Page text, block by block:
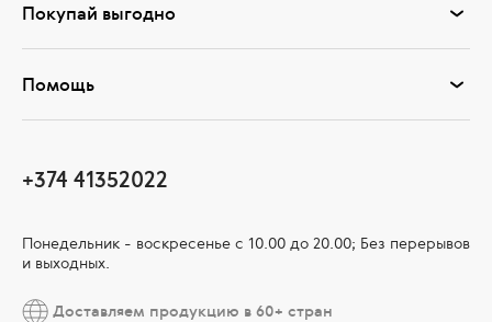
Покупай выгодно
Помощь
+374 41352022
Понедельник - воскресенье с 10.00 до 20.00; Без перерывов
и выходных.
Доставляем продукцию в 60+ стран